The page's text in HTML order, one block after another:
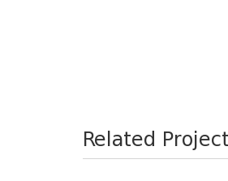
Related